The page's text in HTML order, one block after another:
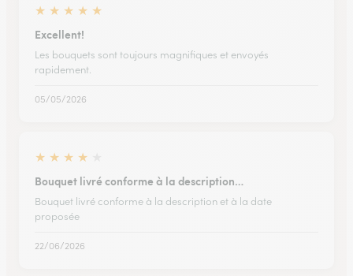
★ ★ ★ ★ ★
Excellent!
Les bouquets sont toujours magnifiques et envoyés
rapidement.
05/05/2026
★ ★ ★ ★
Bouquet livré conforme à la description…
Bouquet livré conforme à la description et à la date
proposée
22/06/2026